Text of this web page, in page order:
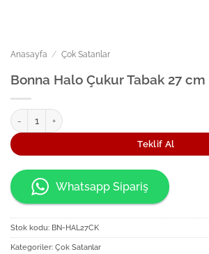
Anasayfa / Çok Satanlar
Bonna Halo Çukur Tabak 27
Bonna Halo Çukur Tabak 27 cm 460 cc adet
Teklif Al
Whatsapp Sipariş
Stok kodu: BN-HAL27CK
Kategoriler: Çok Satanlar